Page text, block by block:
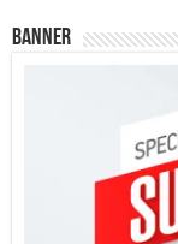
Banner